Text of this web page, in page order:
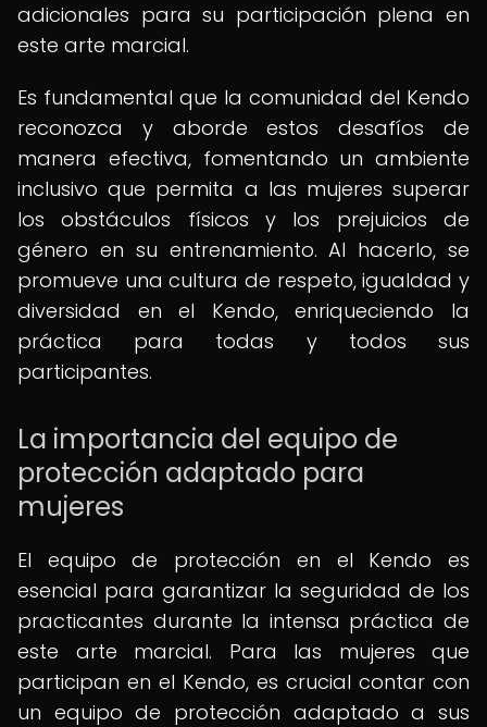
adicionales para su participación plena en
este arte marcial.
Es fundamental que la comunidad del Kendo
reconozca y aborde estos desafíos de
manera efectiva, fomentando un ambiente
inclusivo que permita a las mujeres superar
los obstáculos físicos y los prejuicios de
género en su entrenamiento. Al hacerlo, se
promueve una cultura de respeto, igualdad y
diversidad en el Kendo, enriqueciendo la
práctica para todas y todos sus
participantes.
La importancia del equipo de
protección adaptado para
mujeres
El equipo de protección en el Kendo es
esencial para garantizar la seguridad de los
practicantes durante la intensa práctica de
este arte marcial. Para las mujeres que
participan en el Kendo, es crucial contar con
un equipo de protección adaptado a sus